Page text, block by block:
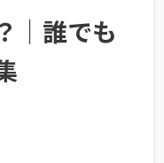
｜誰でも